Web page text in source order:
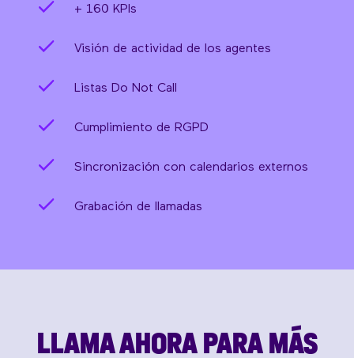
+ 160 KPIs
Visión de actividad de los agentes
Listas Do Not Call
Cumplimiento de RGPD
Sincronización con calendarios externos
Grabación de llamadas
LLAMA AHORA PARA MÁS